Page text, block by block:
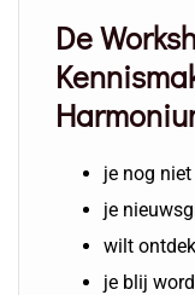
De
je nog
je
wilt
je blij